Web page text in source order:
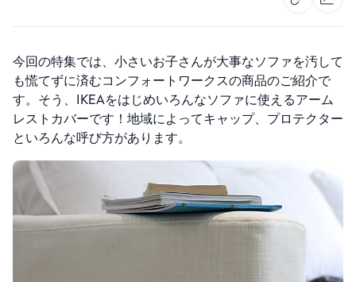
今回の特集では、小さいお子さんが大事なソファを汚して
も慌てずに済むコンフォートワークスの商品のご紹介で
す。そう、IKEAをはじめいろんなソファに使えるアーム
レストカバーです！地域によってキャップ、プロテクター
といろんな呼び方があります。